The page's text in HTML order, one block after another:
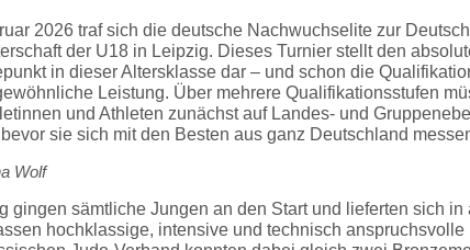
2026 traf sich die deutsche Nachwuchselite zur
der U18 in Leipzig. Dieses Turnier stellt den
in dieser Altersklasse dar – und schon die
Leistung. Über mehrere Qualifikationsstufen
und Athleten zunächst auf Landes- und
sie sich mit den Besten aus ganz Deutschland
Wolf
gingen sämtliche Jungen an den Start und lieferten sich in
hochklassige, intensive und technisch anspruchsvolle